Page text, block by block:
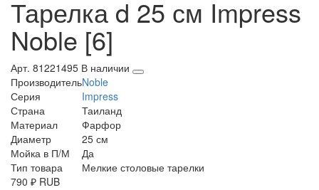
Тарелка d 25 см Impress
Noble [6]
Арт. 81221495 В наличии
ПроизводительNoble
Серия
Impress
Страна
Таиланд
Материал
Фарфор
Диаметр
25 см
Мойка в П/М
Да
Тип товара
Мелкие столовые тарелки
790 ₽ RUB